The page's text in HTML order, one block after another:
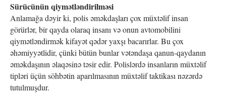
Sürücünün qiymətləndirilməsi
Anlamağa dəyir ki, polis əməkdaşları çox müxtəlif insan
görürlər, bir qayda olaraq insanı və onun avtomobilini
qiymətləndirmək kifayət qədər yaxşı bacarırlar. Bu çox
əhəmiyyətlidir, çünki bütün bunlar vətəndaşa qanun-qaydanın
əməkdaşının əlaqəsinə təsir edir. Polislərdə insanların müxtəlif
tipləri üçün söhbətin aparılmasının müxtəlif taktikası nəzərdə
tutulmuşdur.